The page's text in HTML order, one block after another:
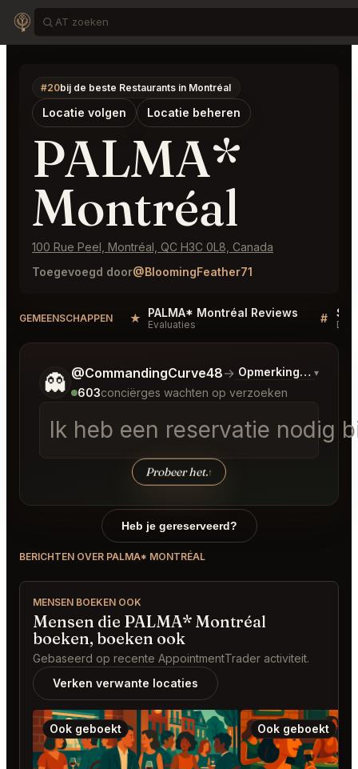
#20bij de beste Restaurants in Montréal
Locatie volgen Locatie beheren
PALMA*
Montréal
100 Rue Peel, Montréal, QC H3C 0L8, Canada
Toegevoegd door@BloomingFeather71
GEMEENSCHAPPEN ★ PALMA* Montréal Reviews
Evaluaties #
👻 @CommandingCurve48→ Opmerkingen over
▾
603conciërges wachten op verzoeken
Ik heb een reservatie nodig
Probeer het.↑
Vertel me wat je wilt.
Heb je gereserveerd?
BERICHTEN OVER PALMA* MONTRÉAL
MENSEN BOEKEN OOK
Mensen die PALMA* Montréal
boeken, boeken ook
Gebaseerd op recente AppointmentTrader activiteit.
Verken verwante locaties
Ook geboekt Ook geboekt